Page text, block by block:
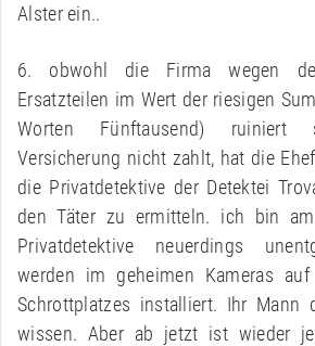
Alster ein..
6. obwohl die Firma wegen
Ersatzteilen im Wert der riesigen
Worten Fünftausend)
Versicherung nicht zahlt, hat die
die Privatdetektive der Detektei
den Täter zu ermitteln. ich bin
Privatdetektive neuerdings
werden im geheimen Kameras
Schrottplatzes installiert. Ihr Mann
wissen. Aber ab jetzt ist wieder